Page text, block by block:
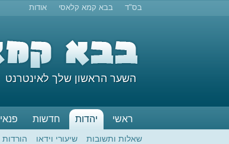
בס"ד בבא קמא קלאסי אודות
השער הראשון שלך לאינטרנט
ראשי יהדות חדשות פנאי
שאלות ותשובות שיעורי וידאו הורדות